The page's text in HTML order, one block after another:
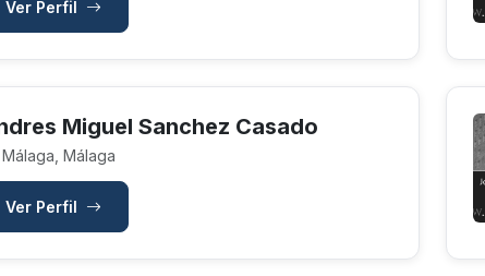
Ver Perfil
Miguel Sanchez Casado
Málaga, Málaga
Ver Perfil